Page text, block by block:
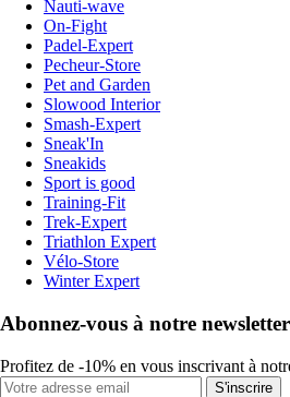
Nauti-wave
On-Fight
Padel-Expert
Pecheur-Store
Pet and Garden
Slowood Interior
Smash-Expert
Sneak'In
Sneakids
Sport is good
Training-Fit
Trek-Expert
Triathlon Expert
Vélo-Store
Winter Expert
Abonnez-vous à notre newsletter
Profitez de -10% en vous inscrivant à
S'inscrire